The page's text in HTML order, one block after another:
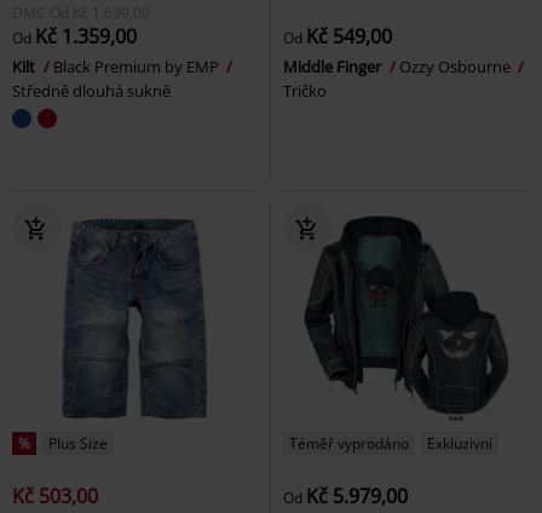
DMC Od Kč 1.699,00
Od Kč 1.359,00
Kilt
Black Premium by EMP
Středně dlouhá sukně
Od Kč 549,00
Middle Finger
Ozzy Osbourne
Tričko
% Plus Size
Kč 503,00
Téměř vyprodáno Exkluzivní
Od Kč 5.979,00